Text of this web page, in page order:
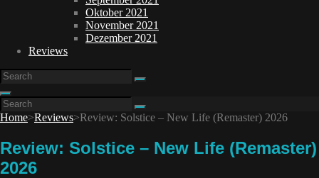
Oktober 2021
November 2021
Dezember 2021
Reviews
Search
Search
Search
for:
Search
Home>Reviews>Review: Solstice – New Life (Remaster) 2026
Review: Solstice – New Life (Remaster)
2026